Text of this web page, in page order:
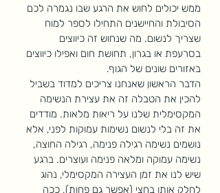
ממש יכולים לחוש את הרגע שבו נגמרה לכם
הסיבולת והחיישנים התחילו לספר למוח
שצריך לנשום. מה שנחוש זה כיווצים
בסרעפת או בגרון, תחושת חום ואפילו כיווצים
באזורים שונים של הגוף.
הדבר הראשון שאנחנו צריכים למדוד בשביל
להכין את הטבלה זה את עצירת הנשימה
המקסימלית שלנו על ריאות מלאות. מודדים
את זה בלי לנשום נשימות עמוקות לפני, אלא
נושמים נשימה רגילה פנימה, רגילה החוצה,
נשימה עמוקה ומלאה פנימה ועוצרים. ברגע
שיש לנו את זמן העצירה המקסימלי, נהוג
לחלק אותו בחצי (אפשר גם פחות), ככה